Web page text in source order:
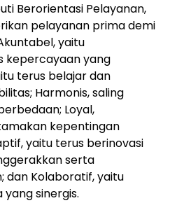
Berorientasi Pelayanan,
pelayanan prima demi
yaitu
kepercayaan yang
terus belajar dan
Harmonis, saling
Loyal,
kepentingan
yaitu terus berinovasi
serta
dan Kolaboratif, yaitu
sinergis.